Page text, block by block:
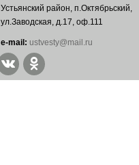
Устьянский район, п.Октябрьский,
ул.Заводская, д.17, оф.111
е-mail: ustvesty@mail.ru